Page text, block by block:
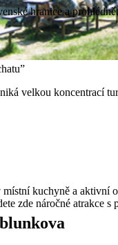
velkou koncentrací
hranice a
kuchyně a aktivní
zde náročné atrakce